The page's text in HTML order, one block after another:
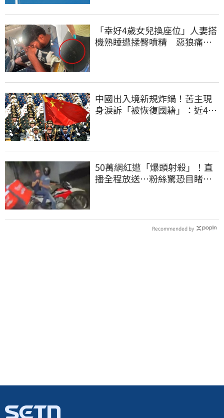
「幸好4歲女兒換座位」人妻搭
機熟睡遭揉臀噴精 惡狼痛哭
中國出入境新規炸鍋！苦主現
身淚訴「被恢復國籍」：近4億
50萬網紅遭「爆頭射殺」！直
播全程放送…粉絲驚恐目睹慘
Recommended by